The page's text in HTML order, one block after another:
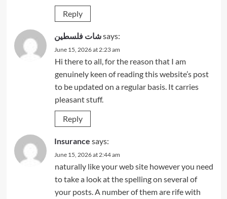
Reply
شات فلسطينsays:
June 15, 2026 at 2:23 am
Hi there to all, for the reason that I am
genuinely keen of reading this website’s post
to be updated on a regular basis. It carries
pleasant stuff.
Reply
Insurance says:
June 15, 2026 at 2:44 am
naturally like your web site however you need
to take a look at the spelling on several of
your posts. A number of them are rife with